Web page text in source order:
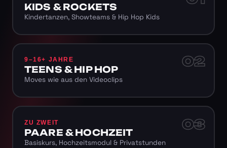
KIDS & ROCKETS
Kindertanzen, Showteams & Hip Hop Kids
02
9–16+ JAHRE
TEENS & HIP HOP
Moves wie aus den Videoclips
03
ZU ZWEIT
PAARE & HOCHZEIT
Basiskurs, Hochzeitsmodul & Privatstunden